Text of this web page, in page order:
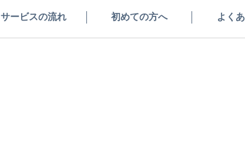
サービスの流れ 初めての方へ よく